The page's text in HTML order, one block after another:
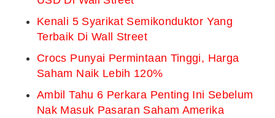
Kenali 5 Syarikat Semikonduktor Yang
Terbaik Di Wall Street
Crocs Punyai Permintaan Tinggi, Harga
Saham Naik Lebih 120%
Ambil Tahu 6 Perkara Penting Ini Sebelum
Nak Masuk Pasaran Saham Amerika